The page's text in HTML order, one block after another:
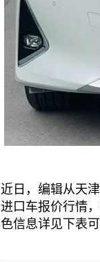
近日，编辑从天
进口车报价行情
色信息详见下表